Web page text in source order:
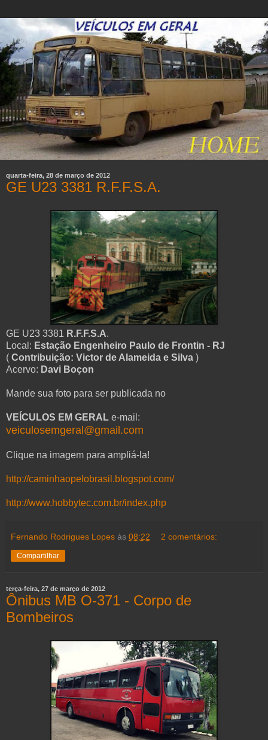
quarta-feira, 28 de março de 2012
GE U23 3381 R.F.F.S.A.
GE U23 3381 R.F.F.S.A.
Local: Estação Engenheiro Paulo de Frontin - RJ
( Contribuição: Victor de Alameida e Silva )
Acervo: Davi Boçon
Mande sua foto para ser publicada no
VEÍCULOS EM GERAL e-mail:
veiculosemgeral@gmail.com
Clique na imagem para ampliá-la!
http://caminhaopelobrasil.blogspot.com/
http://www.hobbytec.com.br/index.php
Fernando Rodrigues Lopes às 08:22 2 comentários:
Compartilhar
terça-feira, 27 de março de 2012
Ônibus MB O-371 - Corpo de
Bombeiros